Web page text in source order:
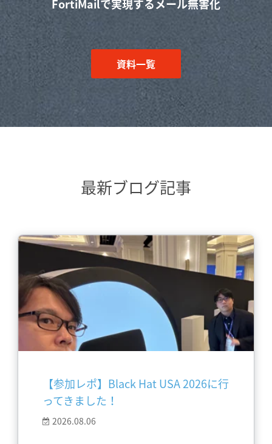
FortiMailで実現するメール無害化
資料一覧
最新ブログ記事
【参加レポ】Black Hat USA 2026に行
ってきました！
2026.08.06